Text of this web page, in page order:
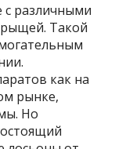
с различными
Такой
как на
рынке,
Но